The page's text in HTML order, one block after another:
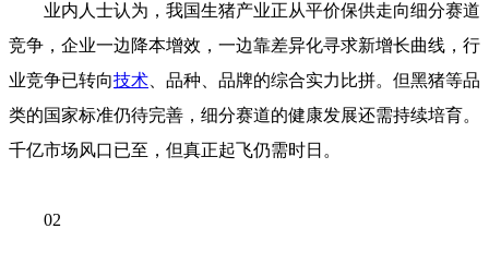
业内人士认为，我国生猪产业正从平价保供走向细分赛道
竞争，企业一边降本增效，一边靠差异化寻求新增长曲线，行
业竞争已转向技术 、品种、品牌的综合实力比拼。但黑猪等品
类的国家标准仍待完善，细分赛道的健康发展还需持续培育。
千亿市场风口已至，但真正起飞仍需时日。
02